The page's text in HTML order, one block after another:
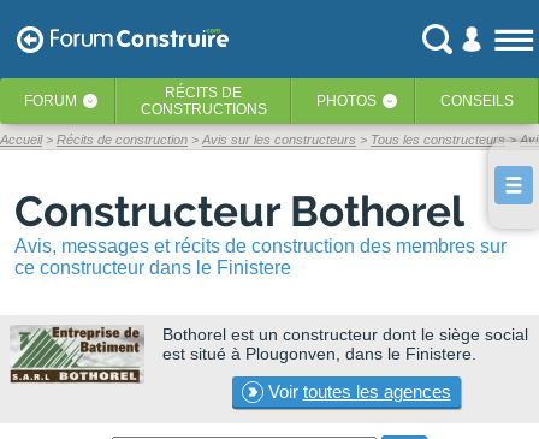
FORUM ‹ RÉCITS DE
CONSTRUCTIONS
PHOTOS ‹ CONSEILS
Accueil Récits de construction Avis sur les constructeurs Tous les constructeurs
Constructeur Bothorel
Avis, messages et récits de construction des membres sur
ce constructeur dans le Finistere
Bothorel est un constructeur dont le siège social
est situé à Plougonven, dans le Finistere.
Voir toutes les agences